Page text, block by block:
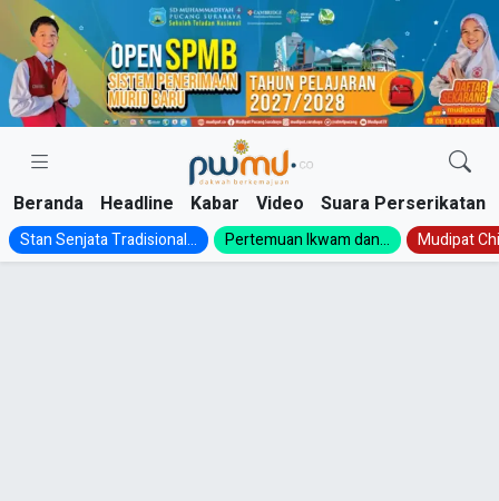
Skip
content
Beranda Headline Kabar Video Suara Perserikatan
Stan Senjata Tradisional... Pertemuan Ikwam dan... Mudipat